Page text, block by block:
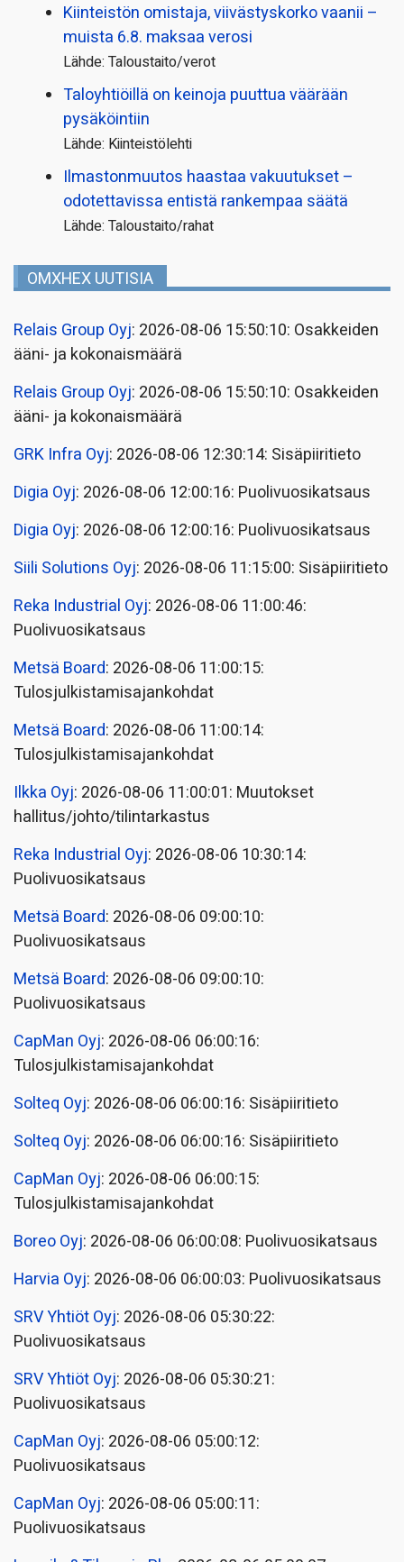
Kiinteistön omistaja, viivästyskorko vaanii –
muista 6.8. maksaa verosi
Lähde: Taloustaito/verot
Taloyhtiöillä on keinoja puuttua väärään
pysäköintiin
Lähde: Kiinteistölehti
Ilmastonmuutos haastaa vakuutukset –
odotettavissa entistä rankempaa säätä
Lähde: Taloustaito/rahat
OMXHEX UUTISIA
Relais Group Oyj: 2026-08-06 15:50:10: Osakkeiden
ääni- ja kokonaismäärä
Relais Group Oyj: 2026-08-06 15:50:10: Osakkeiden
ääni- ja kokonaismäärä
GRK Infra Oyj: 2026-08-06 12:30:14: Sisäpiiritieto
Digia Oyj: 2026-08-06 12:00:16: Puolivuosikatsaus
Digia Oyj: 2026-08-06 12:00:16: Puolivuosikatsaus
Siili Solutions Oyj: 2026-08-06 11:15:00: Sisäpiiritieto
Reka Industrial Oyj: 2026-08-06 11:00:46:
Puolivuosikatsaus
Metsä Board: 2026-08-06 11:00:15:
Tulosjulkistamisajankohdat
Metsä Board: 2026-08-06 11:00:14:
Tulosjulkistamisajankohdat
Ilkka Oyj: 2026-08-06 11:00:01: Muutokset
hallitus/johto/tilintarkastus
Reka Industrial Oyj: 2026-08-06 10:30:14:
Puolivuosikatsaus
Metsä Board: 2026-08-06 09:00:10:
Puolivuosikatsaus
Metsä Board: 2026-08-06 09:00:10:
Puolivuosikatsaus
CapMan Oyj: 2026-08-06 06:00:16:
Tulosjulkistamisajankohdat
Solteq Oyj: 2026-08-06 06:00:16: Sisäpiiritieto
Solteq Oyj: 2026-08-06 06:00:16: Sisäpiiritieto
CapMan Oyj: 2026-08-06 06:00:15:
Tulosjulkistamisajankohdat
Boreo Oyj: 2026-08-06 06:00:08: Puolivuosikatsaus
Harvia Oyj: 2026-08-06 06:00:03: Puolivuosikatsaus
SRV Yhtiöt Oyj: 2026-08-06 05:30:22:
Puolivuosikatsaus
SRV Yhtiöt Oyj: 2026-08-06 05:30:21:
Puolivuosikatsaus
CapMan Oyj: 2026-08-06 05:00:12:
Puolivuosikatsaus
CapMan Oyj: 2026-08-06 05:00:11:
Puolivuosikatsaus